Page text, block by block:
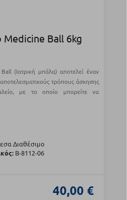
Ball 6kg
(Ιατρική μπάλα) αποτελεί έναν
τρόπους άσκησης
με το οποίο μπορείτε να
Διαθέσιμο
Β-8112-06
40,00 €